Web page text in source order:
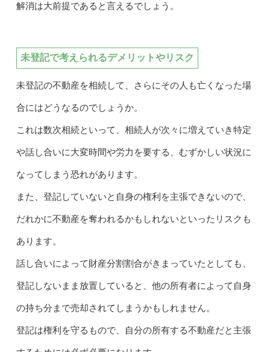
解消は大前提であると言えるでしょう。
未登記で考えられるデメリットやリスク
未登記の不動産を相続して、さらにその人も亡くなった場
合にはどうなるのでしょうか。
これは数次相続といって、相続人が次々に増えていき特定
や話し合いに大変時間や労力を要する、むずかしい状況に
なってしまう恐れがあります。
また、登記していないと自身の権利を主張できないので、
だれかに不動産を奪われるかもしれないといったリスクも
あります。
話し合いによって財産分割割合がきまっていたとしても、
登記しないまま放置していると、他の所有者によって自身
の持ち分まで売却されてしまうかもしれません。
登記は権利を守るもので、自分の所有する不動産だと主張